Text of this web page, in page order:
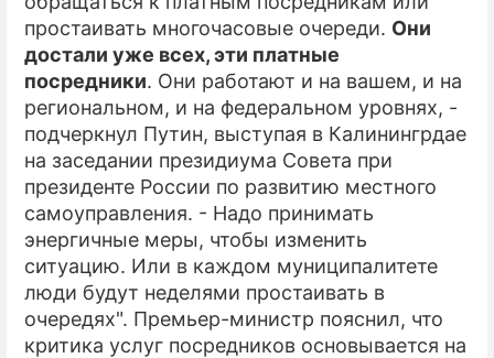
О ПРОЕКТЕ
простаивать многочасовые очереди. Они
достали уже всех, эти платные
посредники. Они работают и на вашем, и на
региональном, и на федеральном уровнях, -
подчеркнул Путин, выступая в Калинингрдае
на заседании президиума Совета при
президенте России по развитию местного
самоуправления. - Надо принимать
энергичные меры, чтобы изменить
ситуацию. Или в каждом муниципалитете
люди будут неделями простаивать в
очередях". Премьер-министр пояснил, что
критика услуг посредников основывается на